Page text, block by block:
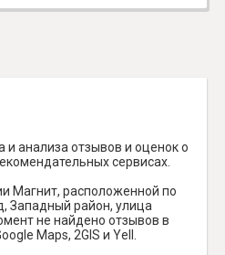
и анализа отзывов и оценок о
сервисах.
Магнит, расположенной по
Западный район, улица
не найдено отзывов в
Maps, 2GIS и Yell.